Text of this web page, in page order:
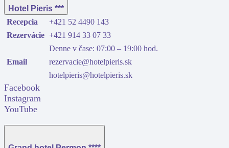
Hotel Pieris ***
Recepcia
+421 52 4490 143
Rezervácie +421 914 33 07 33
Denne v čase: 07:00 – 19:00 hod.
Email
rezervacie@hotelpieris.sk
hotelpieris@hotelpieris.sk
Facebook
Instagram
YouTube